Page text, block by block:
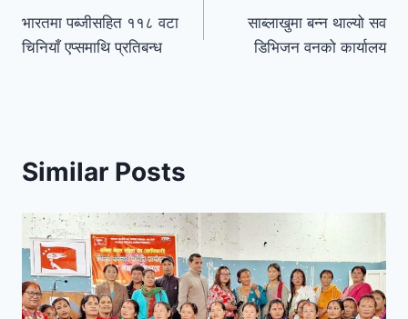
भारतमा पब्जीसहित ११८ वटा
चिनियाँ एप्समाथि प्रतिबन्ध
साब्लाखुमा बन्न थाल्यो सव
डिभिजन वनको कार्यालय
Similar Posts